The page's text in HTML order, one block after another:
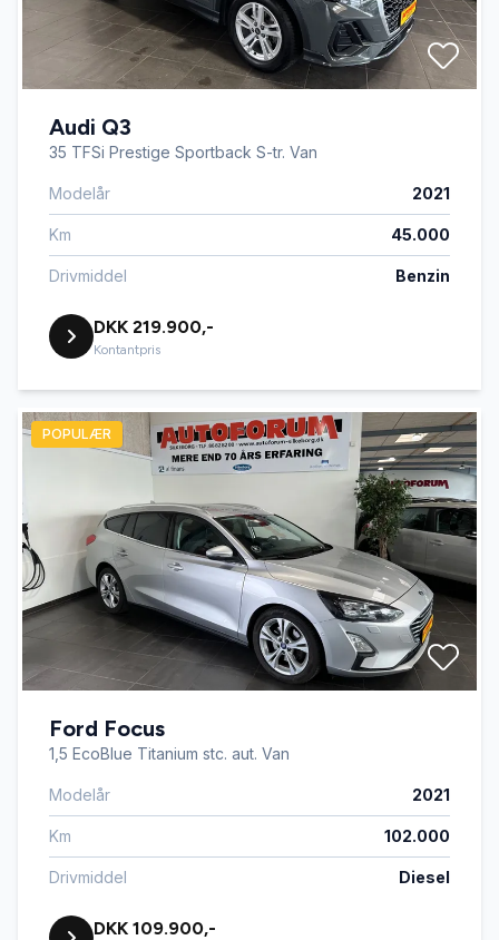
Audi Q3
35 TFSi Prestige Sportback S-tr. Van
Modelår 2021
Km 45.000
Drivmiddel Benzin
DKK 219.900,-
Kontantpris
POPULÆR
Ford Focus
1,5 EcoBlue Titanium stc. aut. Van
Modelår 2021
Km 102.000
Drivmiddel Diesel
DKK 109.900,-